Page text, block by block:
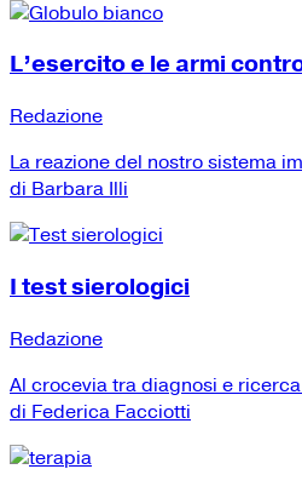
L’esercito e le armi
Redazione
La reazione del nostro sistema
di Barbara Illi
I test sierologici
Redazione
Al crocevia tra diagnosi e
di Federica Facciotti